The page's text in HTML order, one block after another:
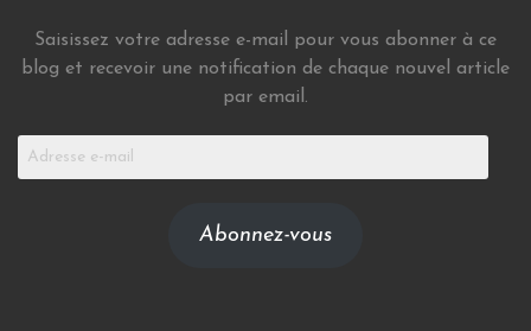
Saisissez votre adresse e-mail pour vous abonner à ce
blog et recevoir une notification de chaque nouvel article
par email.
Adresse
Abonnez-vous